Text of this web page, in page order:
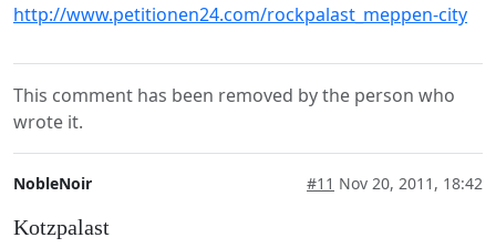
http://www.petitionen24.com/rockpalast_meppen-city
This comment has been removed by the person who
wrote it.
NobleNoir #11 Nov 20, 2011, 18:42
Kotzpalast